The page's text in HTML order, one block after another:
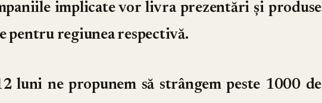
implicate vor livra prezentări și produse
pentru regiunea respectivă.
luni ne propunem să strângem peste 1000 de